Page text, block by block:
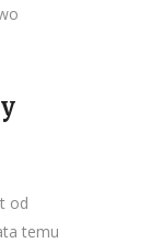
od
temu